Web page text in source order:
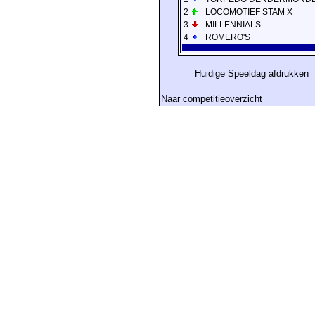
2
LOCOMOTIEF STAM X
3
MILLENNIALS
4
ROMERO'S
Huidige Speeldag afdrukken
Naar competitieoverzicht